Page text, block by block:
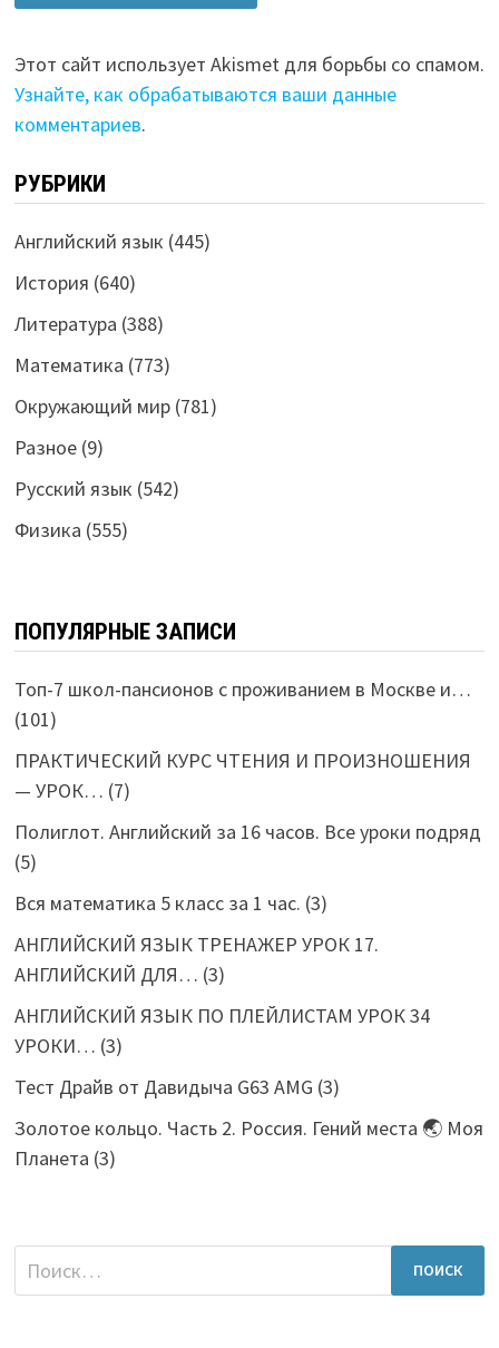
Этот сайт использует Akismet для борьбы со спамом.
Узнайте, как обрабатываются ваши данные
комментариев.
РУБРИКИ
Английский язык (445)
История (640)
Литература (388)
Математика (773)
Окружающий мир(781)
Разное(9)
Русский язык (542)
Физика (555)
ПОПУЛЯРНЫЕ ЗАПИСИ
Топ-7 школ-пансионов с проживанием в Москве и…
(101)
ПРАКТИЧЕСКИЙ КУРС ЧТЕНИЯ И ПРОИЗНОШЕНИЯ
— УРОК… (7)
Полиглот. Английский за 16 часов. Все уроки подряд
(5)
Вся математика 5 класс за 1 час. (3)
АНГЛИЙСКИЙ ЯЗЫК ТРЕНАЖЕР УРОК 17.
АНГЛИЙСКИЙ ДЛЯ… (3)
АНГЛИЙСКИЙ ЯЗЫК ПО ПЛЕЙЛИСТАМ УРОК 34
УРОКИ… (3)
Тест Драйв от Давидыча G63 AMG (3)
Золотое кольцо. Часть 2. Россия. Гений места 🌏 Моя
Планета (3)
Найти: